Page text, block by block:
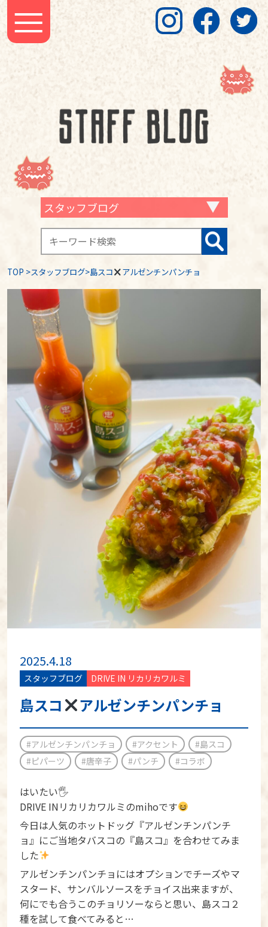
スタッフブログ
TOP >スタッフブログ>島スコ アルゼンチンパンチョ
2025.4.18
スタッフブログ DRIVE IN リカリカワルミ
島スコ アルゼンチンパンチョ
#アルゼンチンパンチョ #アクセント
#島スコ
#ピパーツ
#唐辛子 #パンチ #コラボ
はいたい🖐️
DRIVE INリカリカワルミのmihoです
今日は人気のホットドッグ『アルゼンチンパンチ
ョ』にご当地タバスコの『島スコ』を合わせてみま
した
アルゼンチンパンチョにはオプションでチーズやマ
スタード、サンバルソースをチョイス出来ますが、
何にでも合うこのチョリソーならと思い、島スコ２
種を試して食べてみると…